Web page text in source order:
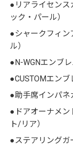
●リアライセンス
ック・パール）
●シャークフィン
ル）
●N-WGNエンブ
●CUSTOMエン
●助手席インパネ
●ドアオーナメン
ト/リア）
●ステアリングガ